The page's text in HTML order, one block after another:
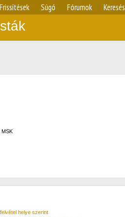
Frissítések Súgó Fórumok Keresés
MSK
helye szerint